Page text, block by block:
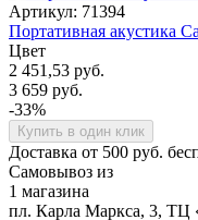
Артикул: 71394
Портативная акустика
Цвет
2 451,53 руб.
3 659 руб.
-33%
Купить в один клик
Доставка от 500 руб.
Самовывоз из
1 магазина
пл. Карла Маркса, 3, ТЦ